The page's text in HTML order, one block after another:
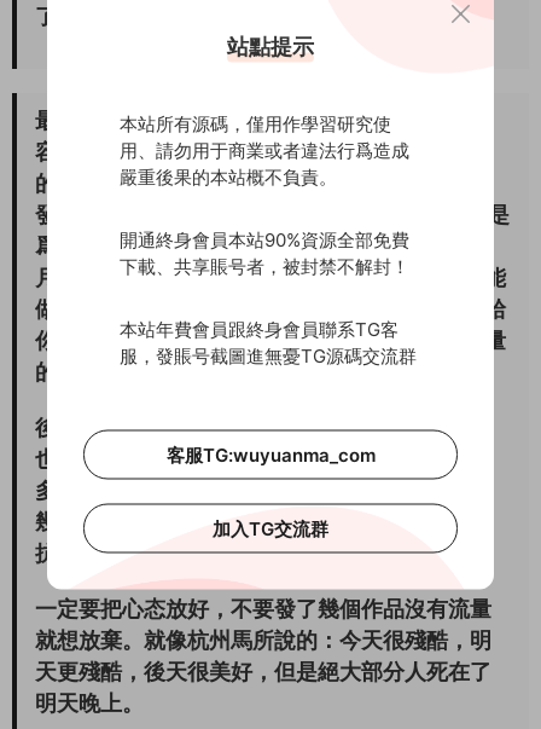
了。
最後一步就是決定了你成功的關鍵，在确定了内
容安全的前提下，就要堅持發。按照我研究出來
的規律，任何平台基本上你做好前面的步驟然後
發100個作品，基本就能出幾個小爆款。這也就是
爲什麽我之前，一直說做項目一定要熬過前三個
月，你堅持每天發一個，也就3個月時間左右就能
做出到100個作品。有了100個作品，基本就能給
你帶來很多流量了，熬3個月就能渡過前面沒流量
的困難時期。
後期你制作内容的速度就很快，而且前面的作品
也會源源不斷給你帶來流量。當然你想快，想賺
多點錢，那就逐步增加每天發内容的數量。做多
幾個作品或者做多幾個賬号，以量大的優勢去對
抗平台的流量不穩定性。
一定要把心态放好，不要發了幾個作品沒有流量
就想放棄。就像杭州馬所說的： 今天很殘酷，明
天更殘酷，後天很美好，但是絕大部分人死在了
明天晚上。
站點提示
本站所有源碼，僅用作學習研究使
用、請勿用于商業或者違法行爲造成
嚴重後果的本站概不負責。
開通終身會員本站90%資源全部免費
下載、共享賬号者，被封禁不解封！
本站年費會員跟終身會員聯系TG客
服，發賬号截圖進無憂TG源碼交流群
客服TG:wuyuanma_com
加入TG交流群